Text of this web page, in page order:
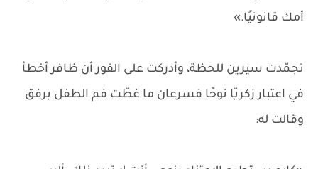
أمك قانونيًا.»
تجمّدت سيرين للحظة، وأدركت على الفور أن ظافر أخطأ
في اعتبار زكريّا نوحًا فسرعان ما غطّت فم الطفل برفق
وقالت له: